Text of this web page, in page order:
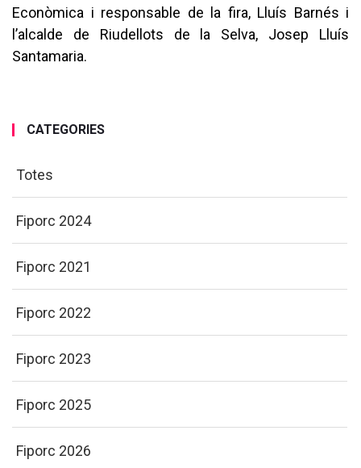
Econòmica i responsable de la fira, Lluís Barnés i
l’alcalde de Riudellots de la Selva, Josep Lluís
Santamaria.
CATEGORIES
Totes
Fiporc 2024
Fiporc 2021
Fiporc 2022
Fiporc 2023
Fiporc 2025
Fiporc 2026